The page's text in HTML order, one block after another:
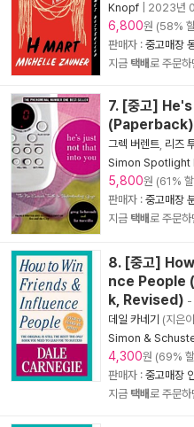
Knopf
2023년
6,800원 (58%
판매자 : 중고매장
지금 택배로 주문하
7. [중고]
(Paperback)
그렉 버렌트 리즈
Simon Spotlight
5,800원 (61%
판매자 : 중고매장
지금 택배로 주문하
8. [중고]
nce People
k, Revised) -
데일 카네기 (지은
Simon &
4,300원 (69%
판매자 : 중고매장
지금 택배로 주문하